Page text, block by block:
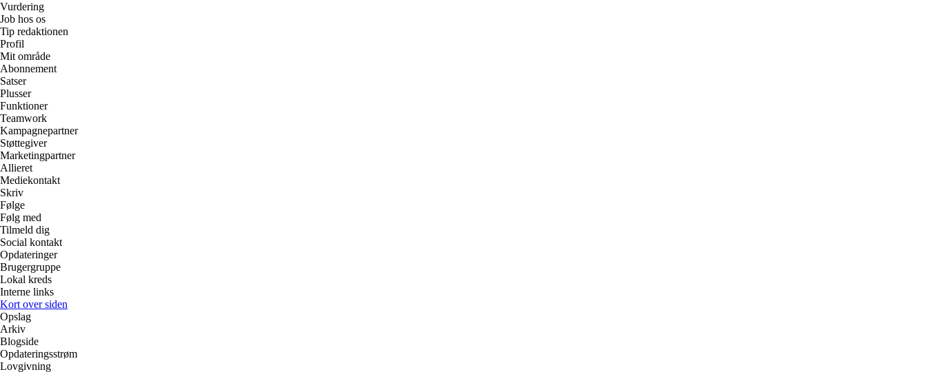
Vurdering
Job hos os
Tip redaktionen
Profil
Mit område
Abonnement
Satser
Plusser
Funktioner
Teamwork
Kampagnepartner
Støttegiver
Marketingpartner
Allieret
Mediekontakt
Skriv
Følge
Følg med
Tilmeld dig
Social kontakt
Opdateringer
Brugergruppe
Lokal kreds
Interne links
Kort over siden
Opslag
Arkiv
Blogside
Opdateringsstrøm
Lovgivning